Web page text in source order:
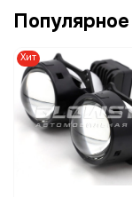
Популярное
Хит